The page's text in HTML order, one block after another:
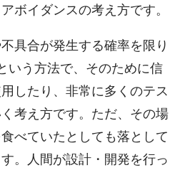
ボイダンスの考え方です。
具合が発生する確率を限り
いう方法で、そのために信
したり、非常に多くのテス
考え方です。ただ、その場
べていたとしても落として
。人間が設計・開発を行っ